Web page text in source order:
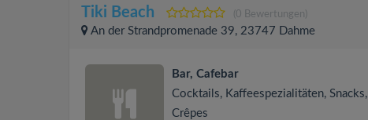
Tiki Beach (0 Bewertungen)
An der Strandpromenade 39, 23747 Dahme
Bar, Cafebar
Cocktails, Kaffeespezialitäten, Snacks,
Crêpes